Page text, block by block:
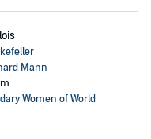
Mann
Women of World